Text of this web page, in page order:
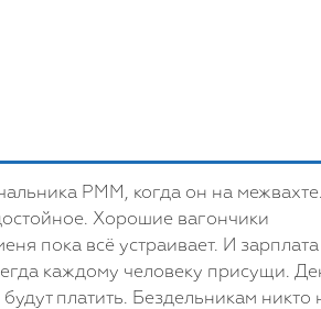
РММ, когда он на
Хорошие вагончики
пока всё устраивает. И
каждому человеку присущи.
платить. Бездельникам никто